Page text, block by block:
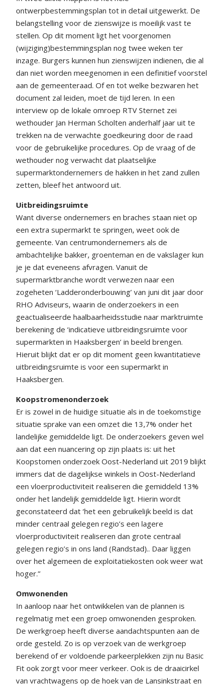
ontwerpbestemmingsplan tot in detail uitgewerkt. De
belangstelling voor de zienswijze is moeilijk vast te
stellen. Op dit moment ligt het voorgenomen
(wijziging)bestemmingsplan nog twee weken ter
inzage. Burgers kunnen hun zienswijzen indienen, die al
dan niet worden meegenomen in een definitief voorstel
aan de gemeenteraad. Of en tot welke bezwaren het
document zal leiden, moet de tijd leren. In een
interview op de lokale omroep RTV Sternet zei
wethouder Jan Herman Scholten anderhalf jaar uit te
trekken na de verwachte goedkeuring door de raad
voor de gebruikelijke procedures. Op de vraag of de
wethouder nog verwacht dat plaatselijke
supermarktondernemers de hakken in het zand zullen
zetten, bleef het antwoord uit.
Uitbreidingsruimte
Want diverse ondernemers en braches staan niet op
een extra supermarkt te springen, weet ook de
gemeente. Van centrumondernemers als de
ambachtelijke bakker, groenteman en de vakslager kun
je je dat eveneens afvragen. Vanuit de
supermarktbranche wordt verwezen naar een
zogeheten ‘Ladderonderbouwing’ van juni dit jaar door
RHO Adviseurs, waarin de onderzoekers in een
geactualiseerde haalbaarheidsstudie naar marktruimte
berekening de ‘indicatieve uitbreidingsruimte voor
supermarkten in Haaksbergen’ in beeld brengen.
Hieruit blijkt dat er op dit moment geen kwantitatieve
uitbreidingsruimte is voor een supermarkt in
Haaksbergen.
Koopstromenonderzoek
Er is zowel in de huidige situatie als in de toekomstige
situatie sprake van een omzet die 13,7% onder het
landelijke gemiddelde ligt. De onderzoekers geven wel
aan dat een nuancering op zijn plaats is: uit het
Koopstomen onderzoek Oost-Nederland uit 2019 blijkt
immers dat de dagelijkse winkels in Oost-Nederland
een vloerproductiviteit realiseren die gemiddeld 13%
onder het landelijk gemiddelde ligt. Hierin wordt
geconstateerd dat ‘het een gebruikelijk beeld is dat
minder centraal gelegen regio’s een lagere
vloerproductiviteit realiseren dan grote centraal
gelegen regio’s in ons land (Randstad).. Daar liggen
over het algemeen de exploitatiekosten ook weer wat
hoger.”
Omwonenden
In aanloop naar het ontwikkelen van de plannen is
regelmatig met een groep omwonenden gesproken.
De werkgroep heeft diverse aandachtspunten aan de
orde gesteld. Zo is op verzoek van de werkgroep
berekend of er voldoende parkeerplekken zijn nu Basic
Fit ook zorgt voor meer verkeer. Ook is de draaicirkel
van vrachtwagens op de hoek van de Lansinkstraat en